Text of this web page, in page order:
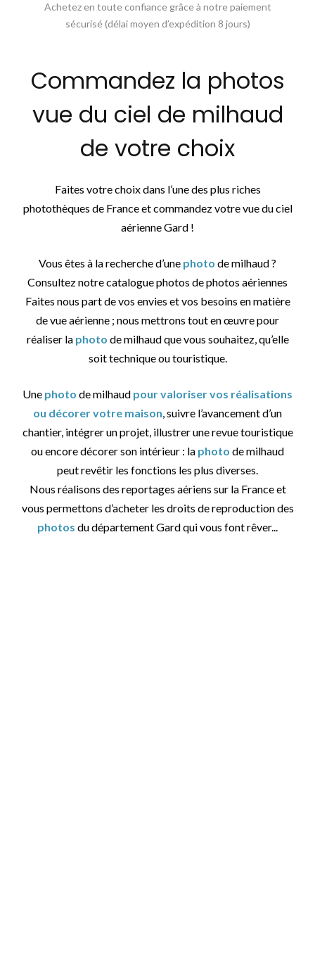
Achetez en toute confiance grâce à notre paiement
sécurisé (délai moyen d’expédition 8 jours)
Commandez la photos
vue du ciel de milhaud
de votre choix
Faites votre choix dans l’une des plus riches
photothèques de France et commandez votre vue du ciel
aérienne Gard !
Vous êtes à la recherche d’une photo de milhaud ?
Consultez notre catalogue photos de photos aériennes
Faites nous part de vos envies et vos besoins en matière
de vue aérienne ; nous mettrons tout en œuvre pour
réaliser la photo de milhaud que vous souhaitez, qu’elle
soit technique ou touristique.
Une photo de milhaud pour valoriser vos réalisations
ou décorer votre maison, suivre l’avancement d’un
chantier, intégrer un projet, illustrer une revue touristique
ou encore décorer son intérieur : la photo de milhaud
peut revêtir les fonctions les plus diverses.
Nous réalisons des reportages aériens sur la France et
vous permettons d’acheter les droits de reproduction des
photos du département Gard qui vous font rêver...